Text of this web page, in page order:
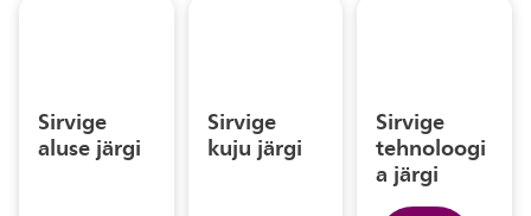
Sirvige
aluse järgi
Sirvige
kuju järgi
Sirvige
tehnoloogi
a järgi